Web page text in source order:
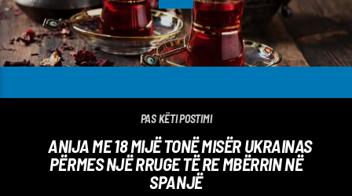
PAS KËTI POSTIMI
ANIJA ME 18 MIJË TONË MISËR UKRAINAS
PËRMES NJË RRUGE TË RE MBËRRIN NË
SPANJË